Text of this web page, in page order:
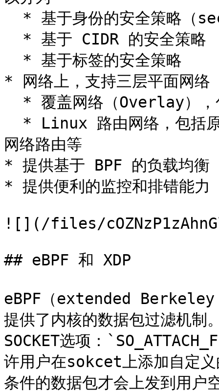
* 网络上，支持三层平面
网络路由等
* 提供基于 BPF 的负载均衡
* 提供便利的监控和排错能力
![](/files/
## eBPF 和 XDP
eBPF（extended
提供了内核的数据包过滤机制
SOCKET选项：
许用户在sokcet上添加自
条件的数据包才会上发到用户